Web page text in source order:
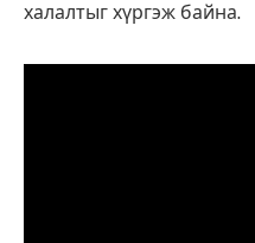
халалтыг хүргэж байна.